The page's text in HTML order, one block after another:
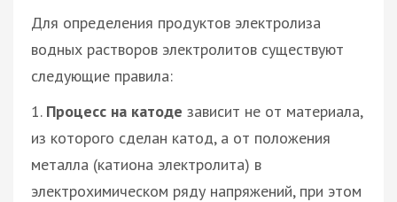
Для определения продуктов электролиза
водных растворов электролитов существуют
следующие правила:
1. Процесс на катоде зависит не от материала,
из которого сделан катод, а от положения
металла (катиона электролита) в
электрохимическом ряду напряжений, при этом